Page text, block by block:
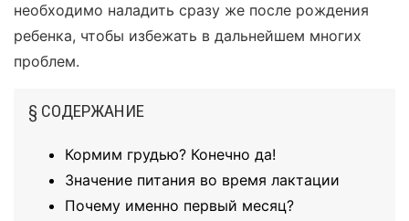
необходимо наладить сразу же после рождения
ребенка, чтобы избежать в дальнейшем многих
проблем.
§ СОДЕРЖАНИЕ
Кормим грудью? Конечно да!
Значение питания во время лактации
Почему именно первый месяц?